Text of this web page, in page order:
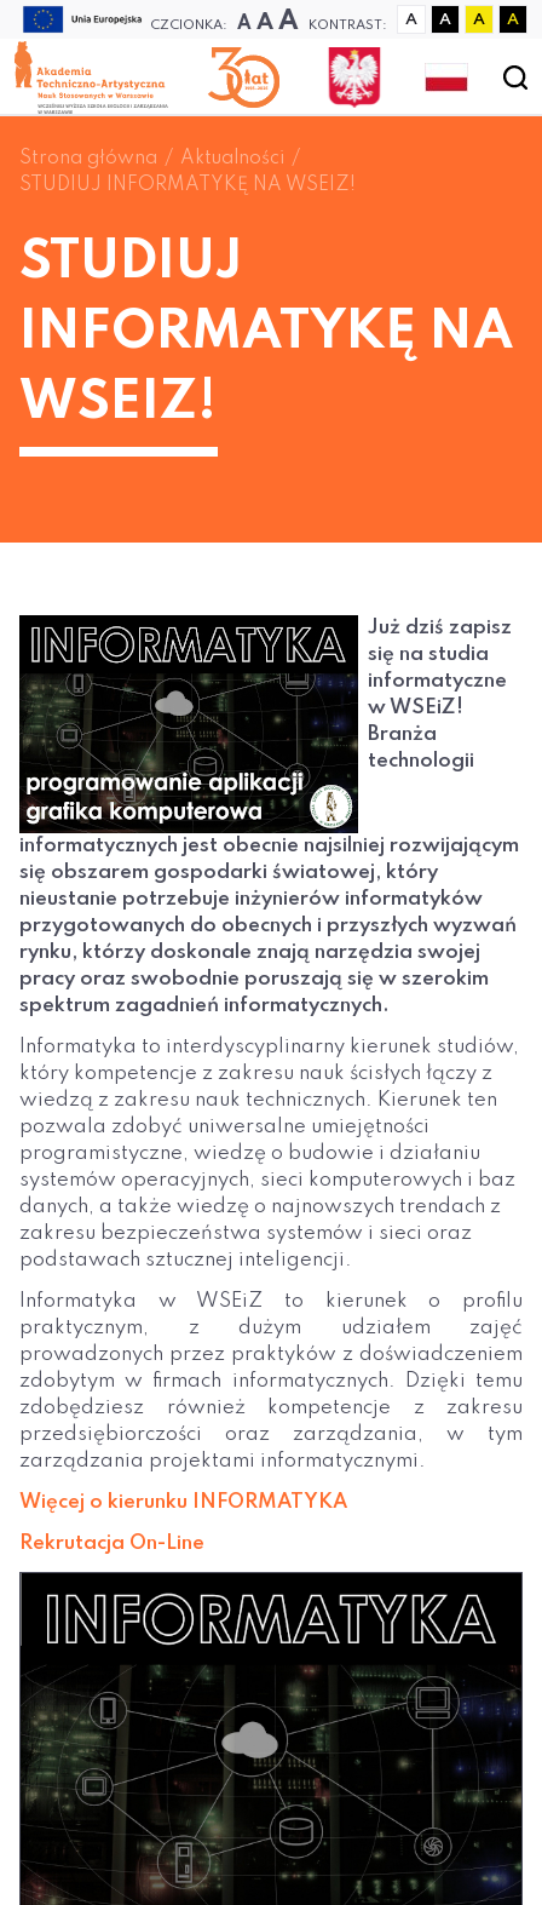
CZCIONKA: A A A KONTRAST: A A A A
Strona główna
Aktualności
STUDIUJ INFORMATYKĘ NA WSEIZ!
STUDIUJ
INFORMATYKĘ NA
WSEIZ!
Już dziś zapisz
się na studia
informatyczne
w WSEiZ!
Branża
technologii
informatycznych jest obecnie najsilniej rozwijającym
się obszarem gospodarki światowej, który
nieustanie potrzebuje inżynierów informatyków
przygotowanych do obecnych i przyszłych wyzwań
rynku, którzy doskonale znają narzędzia swojej
pracy oraz swobodnie poruszają się w szerokim
spektrum zagadnień informatycznych.
Informatyka to interdyscyplinarny kierunek studiów,
który kompetencje z zakresu nauk ścisłych łączy z
wiedzą z zakresu nauk technicznych. Kierunek ten
pozwala zdobyć uniwersalne umiejętności
programistyczne, wiedzę o budowie i działaniu
systemów operacyjnych, sieci komputerowych i baz
danych, a także wiedzę o najnowszych trendach z
zakresu bezpieczeństwa systemów i sieci oraz
podstawach sztucznej inteligencji.
Informatyka w WSEiZ to kierunek o profilu
praktycznym, z dużym udziałem zajęć
prowadzonych przez praktyków z doświadczeniem
zdobytym w firmach informatycznych. Dzięki temu
zdobędziesz również kompetencje z zakresu
przedsiębiorczości oraz zarządzania, w tym
zarządzania projektami informatycznymi.
Więcej o kierunku INFORMATYKA
Rekrutacja On-Line